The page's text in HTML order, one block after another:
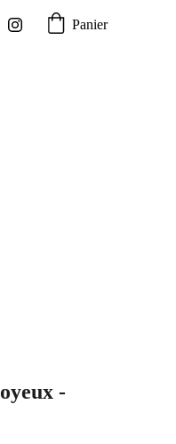
Panier
-